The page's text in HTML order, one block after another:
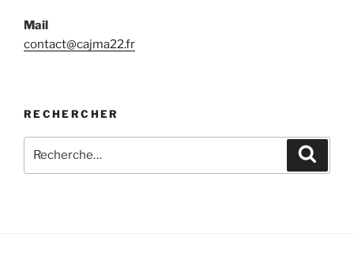
Mail
contact@cajma22.fr
RECHERCHER
pour